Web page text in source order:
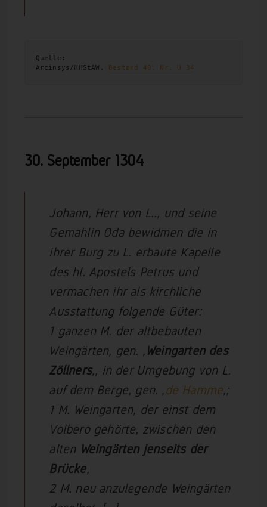
Quelle:
Arcinsys/HHStAW, Bestand 40, Nr. U 34
30. September 1304
Johann, Herr von L.., und seine
Gemahlin Oda bewidmen die in
ihrer Burg zu L. erbaute Kapelle
des hl. Apostels Petrus und
vermachen ihr als kirchliche
Ausstattung folgende Güter:
1 ganzen M. der altbebauten
Weingärten, gen. ‚ Weingarten des
Zöllners‚, in der Umgebung von L.
auf dem Berge, gen. ‚de Hamme‚;
1 M. Weingarten, der einst dem
Volbero gehörte, zwischen den
alten Weingärten jenseits der
Brücke,
2 M. neu anzulegende Weingärten